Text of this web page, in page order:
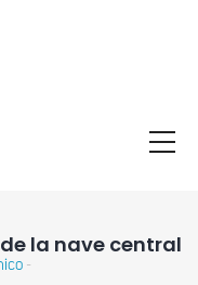
la nave central
-